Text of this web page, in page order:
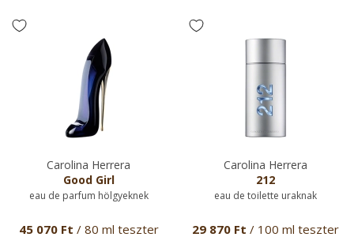
Carolina Herrera
Good Girl
eau de parfum hölgyeknek
45 070 Ft / 80 ml teszter
Carolina Herrera
212
eau de toilette uraknak
29 870 Ft / 100 ml teszter